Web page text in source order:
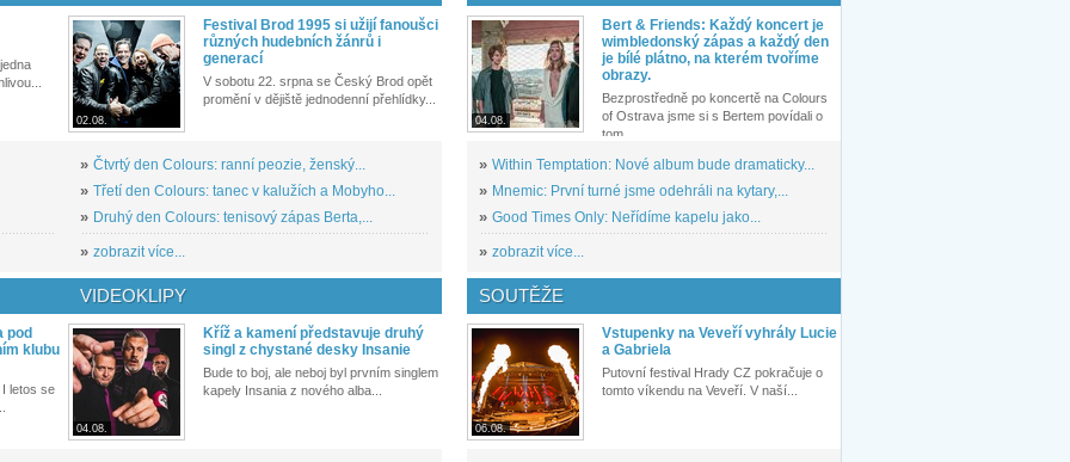
02.08.
Festival Brod 1995 si užijí fanoušci
různých hudebních žánrů i
generací
V sobotu 22. srpna se Český Brod opět
promění v dějiště jednodenní přehlídky...
» Čtvrtý den Colours: ranní peozie, ženský...
» Třetí den Colours: tanec v kalužích a Mobyho...
» Druhý den Colours: tenisový zápas Berta,...
» zobrazit více...
04.08.
Bert & Friends: Každý koncert je
wimbledonský zápas a každý den
je bílé plátno, na kterém tvoříme
obrazy.
Bezprostředně po koncertě na Colours
of Ostrava jsme si s Bertem povídali o
tom,...
» Within Temptation: Nové album bude dramaticky...
» Mnemic: První turné jsme odehráli na kytary,...
» Good Times Only: Neřídíme kapelu jako...
» zobrazit více...
pod
klubu
letos se
VIDEOKLIPY
04.08.
Kříž a kamení představuje druhý
singl z chystané desky Insanie
Bude to boj, ale neboj byl prvním singlem
kapely Insania z nového alba...
SOUTĚŽE
06.08.
Vstupenky na Veveří vyhrály Lucie
a Gabriela
Putovní festival Hrady CZ pokračuje o
tomto víkendu na Veveří. V naší...